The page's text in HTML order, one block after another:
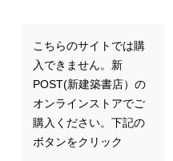
こちらのサイトでは購
入できません。新
POST(新建築書店）の
オンラインストアでご
購入ください。下記の
ボタンをクリック